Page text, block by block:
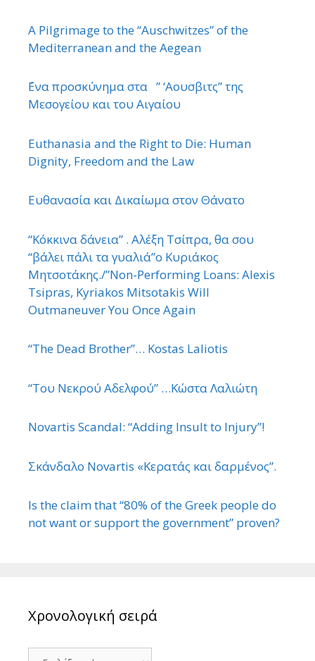
A Pilgrimage to the “Auschwitzes” of the
Mediterranean and the Aegean
΄Ενα προσκύνημα στα ” ‘Αουσβιτς” της
Μεσογείου και του Αιγαίου
Euthanasia and the Right to Die: Human
Dignity, Freedom and the Law
Ευθανασία και Δικαίωμα στον Θάνατο
“Κόκκινα δάνεια” . Αλέξη Τσίπρα, θα σου
“βάλει πάλι τα γυαλιά”ο Κυριάκος
Μητσοτάκης./”Non-Performing Loans: Alexis
Tsipras, Kyriakos Mitsotakis Will
Outmaneuver You Once Again
“The Dead Brother”… Kostas Laliotis
“Του Νεκρού Αδελφού” …Κώστα Λαλιώτη
Novartis Scandal: “Adding Insult to Injury”!
Σκάνδαλο Novartis «Κερατάς και δαρμένος”.
Is the claim that “80% of the Greek people do
not want or support the government” proven?
Χρονολογική σειρά
Χρονολογική